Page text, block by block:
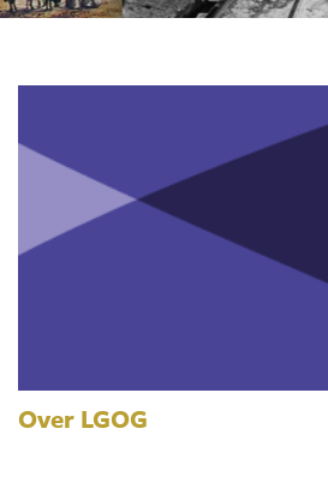
Over LGOG